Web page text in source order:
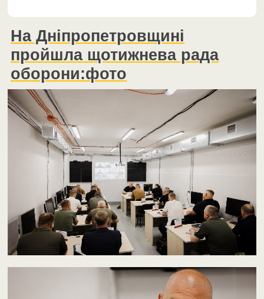
На Дніпропетровщині
пройшла щотижнева рада
оборони:фото